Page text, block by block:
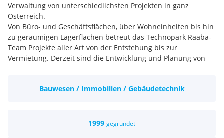
Verwaltung von unterschiedlichsten Projekten in ganz
Österreich.
Von Büro- und Geschäftsflächen, über Wohneinheiten bis hin
zu geräumigen Lagerflächen betreut das Technopark Raaba-
Team Projekte aller Art von der Entstehung bis zur
Vermietung. Derzeit sind die Entwicklung und Planung von
Bauwesen / Immobilien / Gebäudetechnik
1999 gegründet